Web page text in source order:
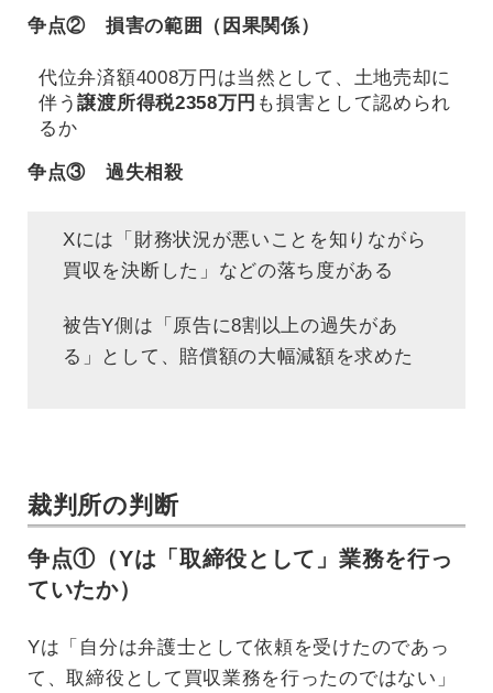
争点② 損害の範囲（因果関係）
代位弁済額4008万円は当然として、土地売却に
伴う譲渡所得税2358万円 も損害として認められ
るか
争点③ 過失相殺
Xには「財務状況が悪いことを知りながら
買収を決断した」などの落ち度がある
被告Y側は「原告に8割以上の過失があ
る」として、賠償額の大幅減額を求めた
裁判所の判断
争点①（Yは「取締役として」業務を行っ
ていたか）
Yは「自分は弁護士として依頼を受けたのであっ
て、取締役として買収業務を行ったのではない」